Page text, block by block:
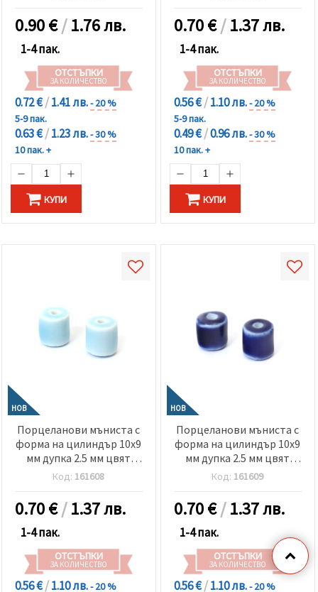
0.90€/1.76 лв.
1-4 пак.
ОТСТЪПКИ
ЗА КОЛИЧЕСТВО
0.72 €/1.41 лв.- 20 %
5-9 пак.
0.63 €/1.23 лв.- 30 %
10 пак. +
КУПИ
0.70€/1.37 лв.
1-4 пак.
ОТСТЪПКИ
ЗА КОЛИЧЕСТВО
0.56 €/1.10 лв.- 20 %
5-9 пак.
0.49 €/0.96 лв.- 30 %
10 пак. +
КУПИ
НОВ
Порцеланови мъниста с
форма на цилиндър 10x9
мм дупка 2.5 мм цвят
светло син меланж -2
броя
Код: 161608
0.70€/1.37 лв.
1-4 пак.
ОТСТЪПКИ
ЗА КОЛИЧЕСТВО
0.56 €/1.10 лв.- 20 %
НОВ
Порцеланови мъниста с
форма на цилиндър 10x9
мм дупка 2.5 мм цвят
индиго меланж -2 броя
Код: 161609
0.70€/1.37 лв.
1-4 пак.
ОТСТЪПКИ
ЗА КОЛИЧЕСТВО
0.56 €/1.10 лв.- 20 %